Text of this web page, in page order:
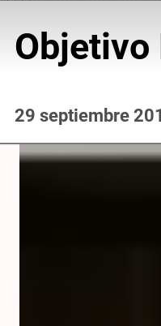
Objetivo
29 septiembre